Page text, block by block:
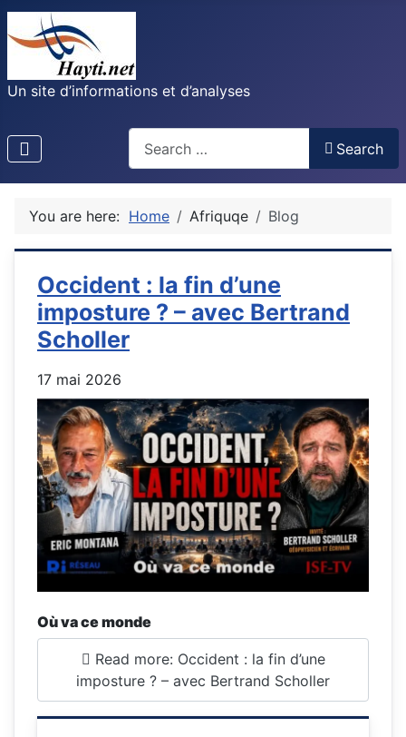
Un site d’informations et d’analyses
Search
You are here: Home Afriquqe Blog
Occident : la fin d’une
imposture ? – avec Bertrand
Scholler
17 mai 2026
Où va ce monde
Read more: Occident : la fin d’une
imposture ? – avec Bertrand Scholler